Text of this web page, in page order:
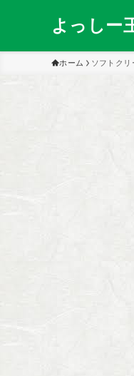
よっしー
ホーム ソフトクリ